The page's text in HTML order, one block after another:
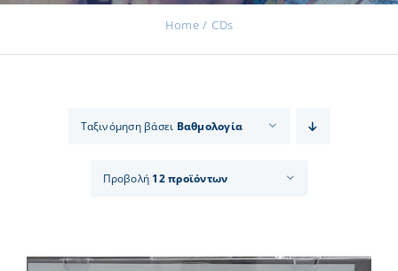
Home CDs
Ταξινόμηση βάσει Βαθμολογία
Προβολή 12 προϊόντων